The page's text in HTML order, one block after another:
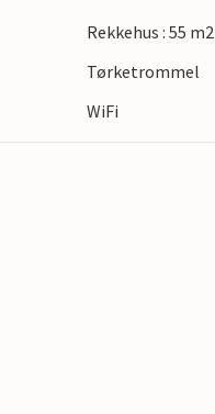
Rekkehus : 55 m2
Tørketrommel
WiFi